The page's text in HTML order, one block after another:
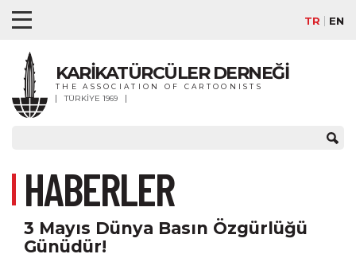
TR EN
KARİKATÜRCÜLER DERNEĞİ
THE ASSOCIATION OF CARTOONISTS
TÜRKİYE 1969
HABERLER
3 Mayıs Dünya Basın Özgürlüğü
Günüdür!